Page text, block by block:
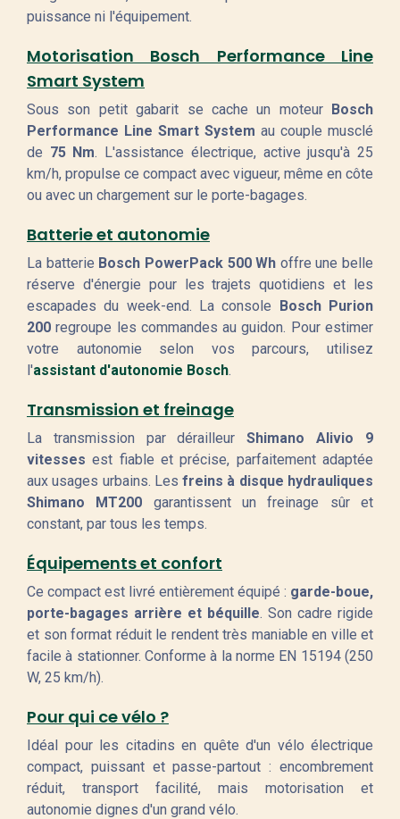
puissance ni l'équipement.
Motorisation Bosch Performance Line
Smart System
Sous son petit gabarit se cache un moteur Bosch
Performance Line Smart System au couple musclé
de 75 Nm. L'assistance électrique, active jusqu'à 25
km/h, propulse ce compact avec vigueur, même en côte
ou avec un chargement sur le porte-bagages.
Batterie et autonomie
La batterie Bosch PowerPack 500 Wh offre une belle
réserve d'énergie pour les trajets quotidiens et les
escapades du week-end. La console Bosch Purion
200 regroupe les commandes au guidon. Pour estimer
votre autonomie selon vos parcours, utilisez
l'assistant d'autonomie Bosch.
Transmission et freinage
La transmission par dérailleurShimano Alivio 9
vitesses est fiable et précise, parfaitement adaptée
aux usages urbains. Lesfreins à disque hydrauliques
Shimano MT200 garantissent un freinage sûr et
constant, par tous les temps.
Équipements et confort
Ce compact est livré entièrement équipé : garde-boue,
porte-bagages arrière et béquille. Son cadre rigide
et son format réduit le rendent très maniable en ville et
facile à stationner. Conforme à la norme EN 15194 (250
W, 25 km/h).
Pour qui ce vélo ?
Idéal pour les citadins en quête d'un vélo électrique
compact, puissant et passe-partout : encombrement
réduit, transport facilité, mais motorisation et
autonomie dignes d'un grand vélo.